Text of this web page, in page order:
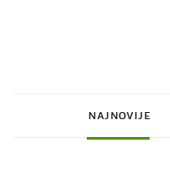
NAJNOVIJE